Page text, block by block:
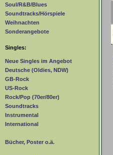
Soul/R&B/Blues
Soundtracks/Hörspiele
Weihnachten
Sonderangebote
Singles:
Neue Singles im Angebot
Deutsche (Oldies, NDW)
GB-Rock
US-Rock
Rock/Pop (70er/80er)
Soundtracks
Instrumental
International
Bücher, Poster o.ä.